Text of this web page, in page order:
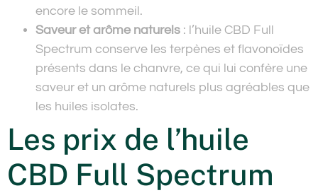
encore le sommeil.
Saveur et arôme naturels : l’huile CBD Full
Spectrum conserve les terpènes et flavonoïdes
présents dans le chanvre, ce qui lui confère une
saveur et un arôme naturels plus agréables que
les huiles isolates.
Les prix de l’huile
CBD Full Spectrum